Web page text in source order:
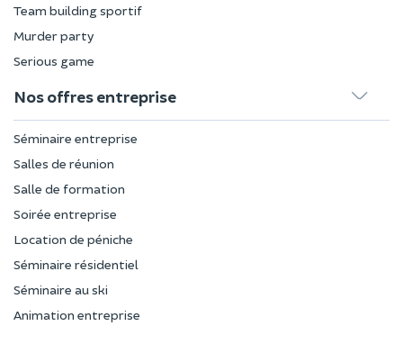
Team building sportif
Murder party
Serious game
Nos offres entreprise
Séminaire entreprise
Salles de réunion
Salle de formation
Soirée entreprise
Location de péniche
Séminaire résidentiel
Séminaire au ski
Animation entreprise